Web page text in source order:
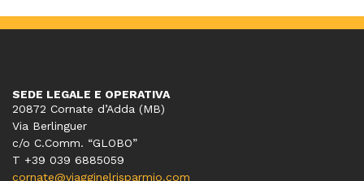
SEDE LEGALE E OPERATIVA
20872 Cornate d’Adda (MB)
Via Berlinguer
c/o C.Comm. “GLOBO”
T +39 039 6885059
cornate@viagginelrisparmio.com